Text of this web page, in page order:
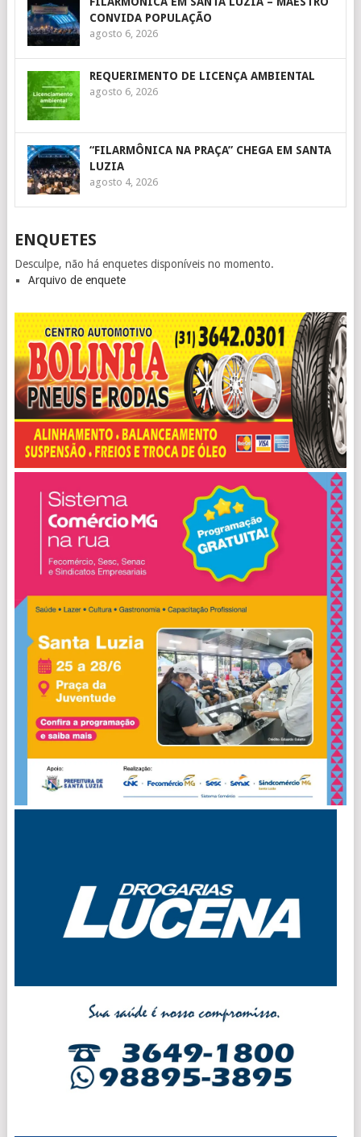
CONVIDA POPULAÇÃO
agosto 6, 2026
REQUERIMENTO DE LICENÇA AMBIENTAL
agosto 6, 2026
“FILARMÔNICA NA PRAÇA” CHEGA EM SANTA
LUZIA
agosto 4, 2026
ENQUETES
Desculpe, não há enquetes disponíveis no momento.
Arquivo de enquete